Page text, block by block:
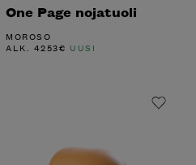
One Page nojatuoli
MOROSO
ALK. 4253€ UUSI